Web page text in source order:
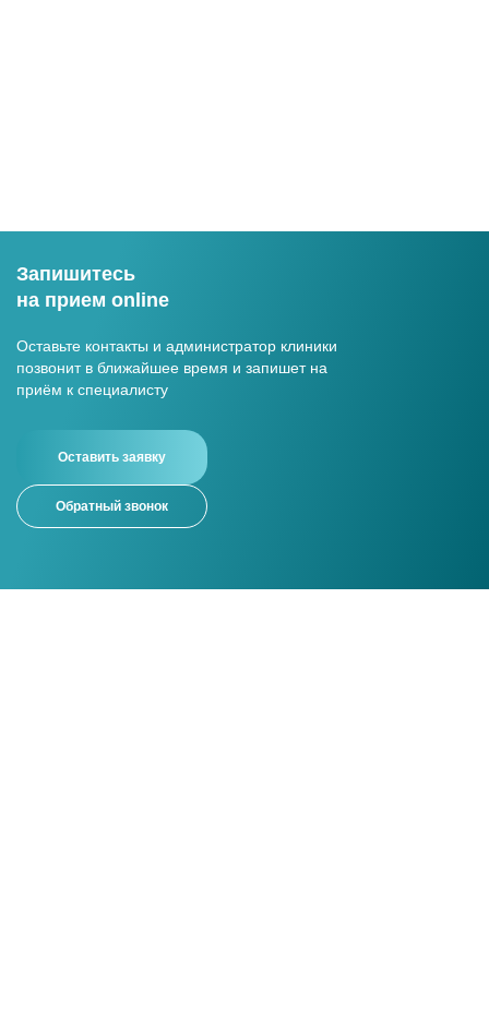
Запишитесь
на прием online
Оставьте контакты и администратор клиники
позвонит в ближайшее время и запишет на
приём к специалисту
Оставить заявку
Обратный звонок